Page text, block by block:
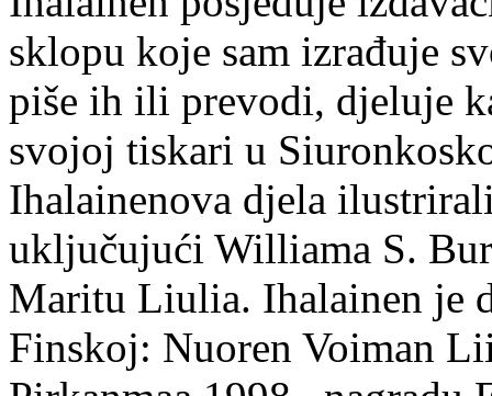
sklopu koje sam izrađuje
piše ih ili prevodi, djeluje
svojoj tiskari u
Ihalainenova djela
uključujući Williama S.
Maritu Liulia. Ihalainen je
Finskoj: Nuoren Voiman